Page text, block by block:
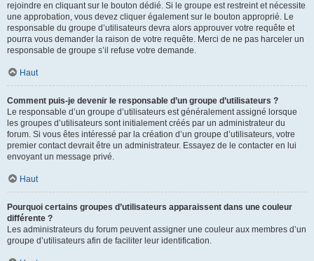
rejoindre en cliquant sur le bouton dédié. Si le groupe est restreint et nécessite
une approbation, vous devez cliquer également sur le bouton approprié. Le
responsable du groupe d’utilisateurs devra alors approuver votre requête et
pourra vous demander la raison de votre requête. Merci de ne pas harceler un
responsable de groupe s’il refuse votre demande.
Haut
Comment puis-je devenir le responsable d’un groupe d’utilisateurs ?
Le responsable d’un groupe d’utilisateurs est généralement assigné lorsque
les groupes d’utilisateurs sont initialement créés par un administrateur du
forum. Si vous êtes intéressé par la création d’un groupe d’utilisateurs, votre
premier contact devrait être un administrateur. Essayez de le contacter en lui
envoyant un message privé.
Haut
Pourquoi certains groupes d’utilisateurs apparaissent dans une couleur
différente ?
Les administrateurs du forum peuvent assigner une couleur aux membres d’un
groupe d’utilisateurs afin de faciliter leur identification.